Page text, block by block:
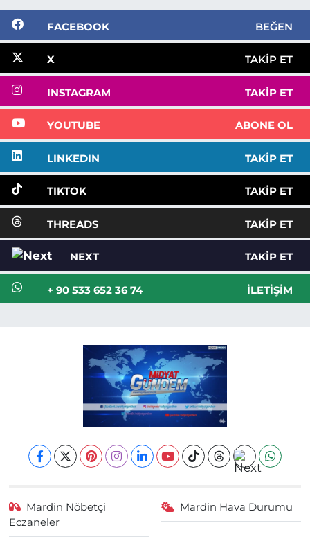
FACEBOOK BEĞEN
X TAKIP ET
INSTAGRAM TAKIP ET
YOUTUBE ABONE OL
LINKEDIN TAKIP ET
TIKTOK TAKIP ET
THREADS TAKIP ET
NEXT TAKIP ET
+ 90 533 652 36 74 İLETIŞIM
Mardin Nöbetçi
Eczaneler
Mardin Hava Durumu